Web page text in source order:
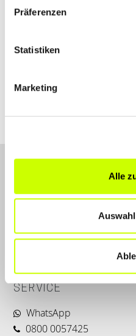
Präferenzen
Statistiken
Marketing
Alle
DIE BRILLE OPTIK
www.die-brille.com
LET'S CONNECT
SERVICE
WhatsApp
0800 0057425